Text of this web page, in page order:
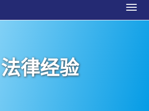
法律经验